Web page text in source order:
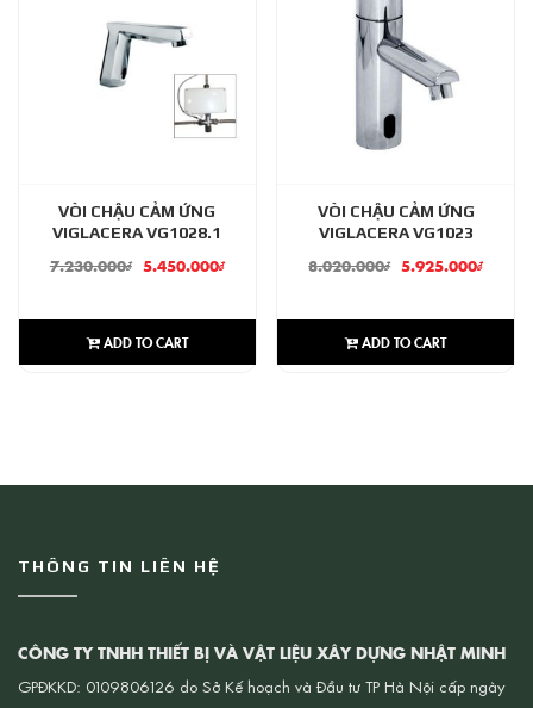
VÒI CHẬU CẢM ỨNG
VIGLACERA VG1028.1
7.230.000₫ 5.450.000₫
ADD TO CART
VÒI CHẬU CẢM ỨNG
VIGLACERA VG1023
8.020.000₫ 5.925.000₫
ADD TO CART
THÔNG TIN LIÊN HỆ
CÔNG TY TNHH THIẾT BỊ VÀ VẬT LIỆU XÂY DỰNG NHẬT MINH
GPĐKKD: 0109806126 do Sở Kế hoạch và Đầu tư TP Hà Nội cấp ngày